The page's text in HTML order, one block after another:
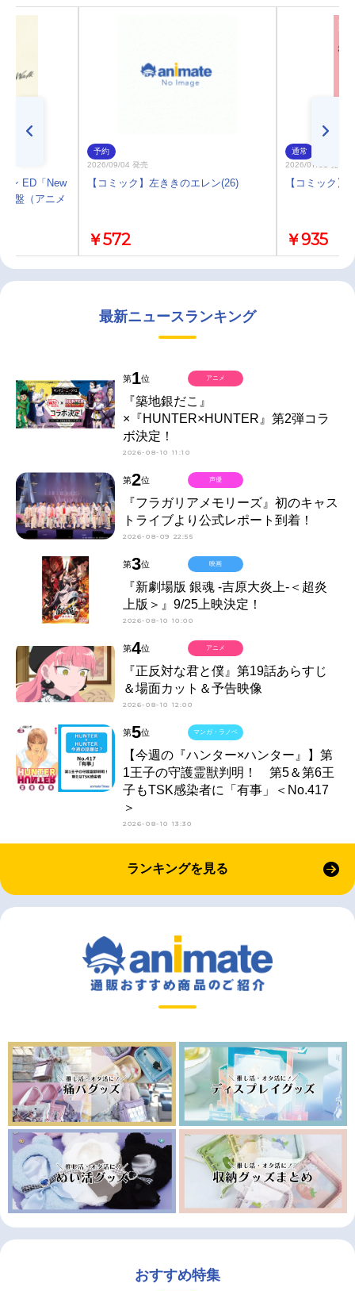
ン ED「New
盤（アニメ
予約
2026/09/04 発売
【コミック】左ききのエレン(26)
￥572
通常
2026/07/31 発売
【コミック】
￥935
最新ニュースランキング
第1位
『築地銀だこ』
×『HUNTER×HUNTER』第2弾コラ
ボ決定！
2026-08-10 11:10
アニメ
第2位
『フラガリアメモリーズ』初のキャス
トライブより公式レポート到着！
2026-08-09 22:55
声優
第3位
『新劇場版 銀魂 -吉原大炎上-＜超炎
上版＞』9/25上映決定！
2026-08-10 10:00
映画
第4位
『正反対な君と僕』第19話あらすじ
＆場面カット＆予告映像
2026-08-10 12:00
アニメ
第5位
【今週の『ハンター×ハンター』】第
1王子の守護霊獣判明！ 第5＆第6王
子もTSK感染者に「有事」＜No.417
＞
2026-08-10 13:30
マンガ・ラノベ
ランキングを見る
おすすめ特集